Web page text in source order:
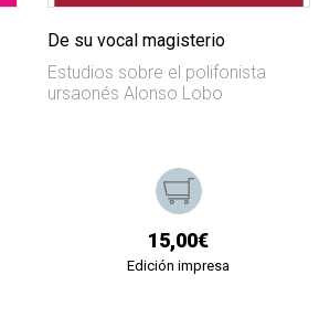
De su vocal magisterio
Estudios sobre el polifonista
ursaonés Alonso Lobo
15,00€
Edición impresa